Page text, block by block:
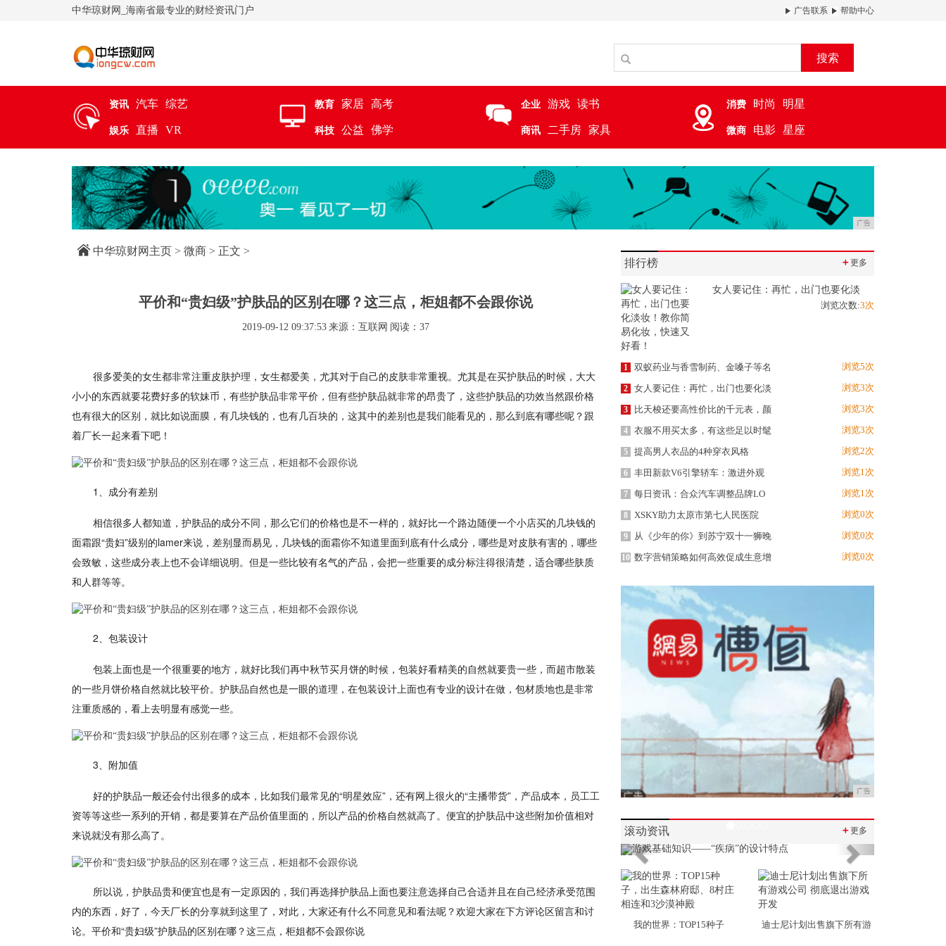
中华琼财网_海南省最专业的财经资讯门户 广告联系 帮助中心
搜索
资讯 汽车 综艺
娱乐 直播 VR
教育 家居 高考
科技 公益 佛学
企业 游戏 读书
商讯 二手房 家具
消费 时尚 明星
微商 电影 星座
广告
中华琼财网主页 > 微商 > 正文 >
平价和“贵妇级”护肤品的区别在哪？这三点，柜姐都不会跟你说
2019-09-12 09:37:53 来源：互联网 阅读：37
很多爱美的女生都非常注重皮肤护理，女生都爱美，尤其对于自己的皮肤非常重视。尤其是在买护肤品的时候，大大
小小的东西就要花费好多的软妹币，有些护肤品非常平价，但有些护肤品就非常的昂贵了，这些护肤品的功效当然跟价格
也有很大的区别，就比如说面膜，有几块钱的，也有几百块的，这其中的差别也是我们能看见的，那么到底有哪些呢？跟
着厂长一起来看下吧！
1、成分有差别
相信很多人都知道，护肤品的成分不同，那么它们的价格也是不一样的，就好比一个路边随便一个小店买的几块钱的
面霜跟“贵妇”级别的lamer来说，差别显而易见，几块钱的面霜你不知道里面到底有什么成分，哪些是对皮肤有害的，哪些
会致敏，这些成分表上也不会详细说明。但是一些比较有名气的产品，会把一些重要的成分标注得很清楚，适合哪些肤质
和人群等等。
2、包装设计
包装上面也是一个很重要的地方，就好比我们再中秋节买月饼的时候，包装好看精美的自然就要贵一些，而超市散装
的一些月饼价格自然就比较平价。护肤品自然也是一眼的道理，在包装设计上面也有专业的设计在做，包材质地也是非常
注重质感的，看上去明显有感觉一些。
3、附加值
好的护肤品一般还会付出很多的成本，比如我们最常见的“明星效应”，还有网上很火的“主播带货”，产品成本，员工工
资等等这些一系列的开销，都是要算在产品价值里面的，所以产品的价格自然就高了。便宜的护肤品中这些附加价值相对
来说就没有那么高了。
所以说，护肤品贵和便宜也是有一定原因的，我们再选择护肤品上面也要注意选择自己合适并且在自己经济承受范围
内的东西，好了，今天厂长的分享就到这里了，对此，大家还有什么不同意见和看法呢？欢迎大家在下方评论区留言和讨
论。平价和“贵妇级”护肤品的区别在哪？这三点，柜姐都不会跟你说
排行榜 ＋更多
女人要记住：再忙，出门也要化淡
浏览次数:3次
1 双蚁药业与香雪制药、金嗓子等名 浏览5次
2 女人要记住：再忙，出门也要化淡 浏览3次
3 比天梭还要高性价比的千元表，颜 浏览3次
4 衣服不用买太多，有这些足以时髦 浏览3次
5 提高男人衣品的4种穿衣风格 浏览2次
6 丰田新款V6引擎轿车：激进外观 浏览1次
7 每日资讯：合众汽车调整品牌LO 浏览1次
8 XSKY助力太原市第七人民医院 浏览0次
9 从《少年的你》到苏宁双十一狮晚 浏览0次
10 数字营销策略如何高效促成生意增 浏览0次
广告
滚动资讯 ＋更多
Previous Next
我的世界：TOP15种子 迪士尼计划出售旗下所有游